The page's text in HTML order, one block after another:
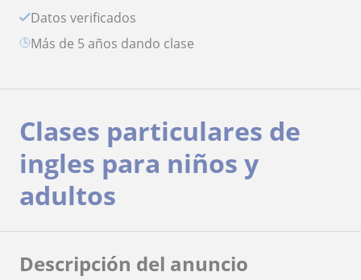
Datos verificados
más de 5 años dando clase
Clases particulares de
ingles para niños y
adultos
Descripción del anuncio